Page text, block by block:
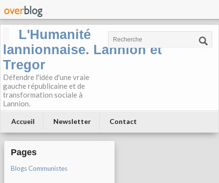
L'Humanité
lannionnaise. Lannion et
Tregor
Défendre l'idée d'une vraie
gauche républicaine et de
transformation sociale à
Lannion.
Accueil Newsletter Contact
Pages
Blogs Communistes